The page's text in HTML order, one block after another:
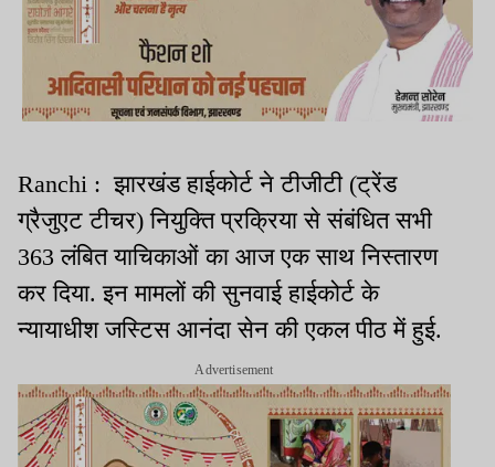
Ranchi : झारखंड हाईकोर्ट ने टीजीटी (ट्रेंड
ग्रैजुएट टीचर) नियुक्ति प्रक्रिया से संबंधित सभी
363 लंबित याचिकाओं का आज एक साथ निस्तारण
कर दिया. इन मामलों की सुनवाई हाईकोर्ट के
न्यायाधीश जस्टिस आनंदा सेन की एकल पीठ में हुई.
Advertisement